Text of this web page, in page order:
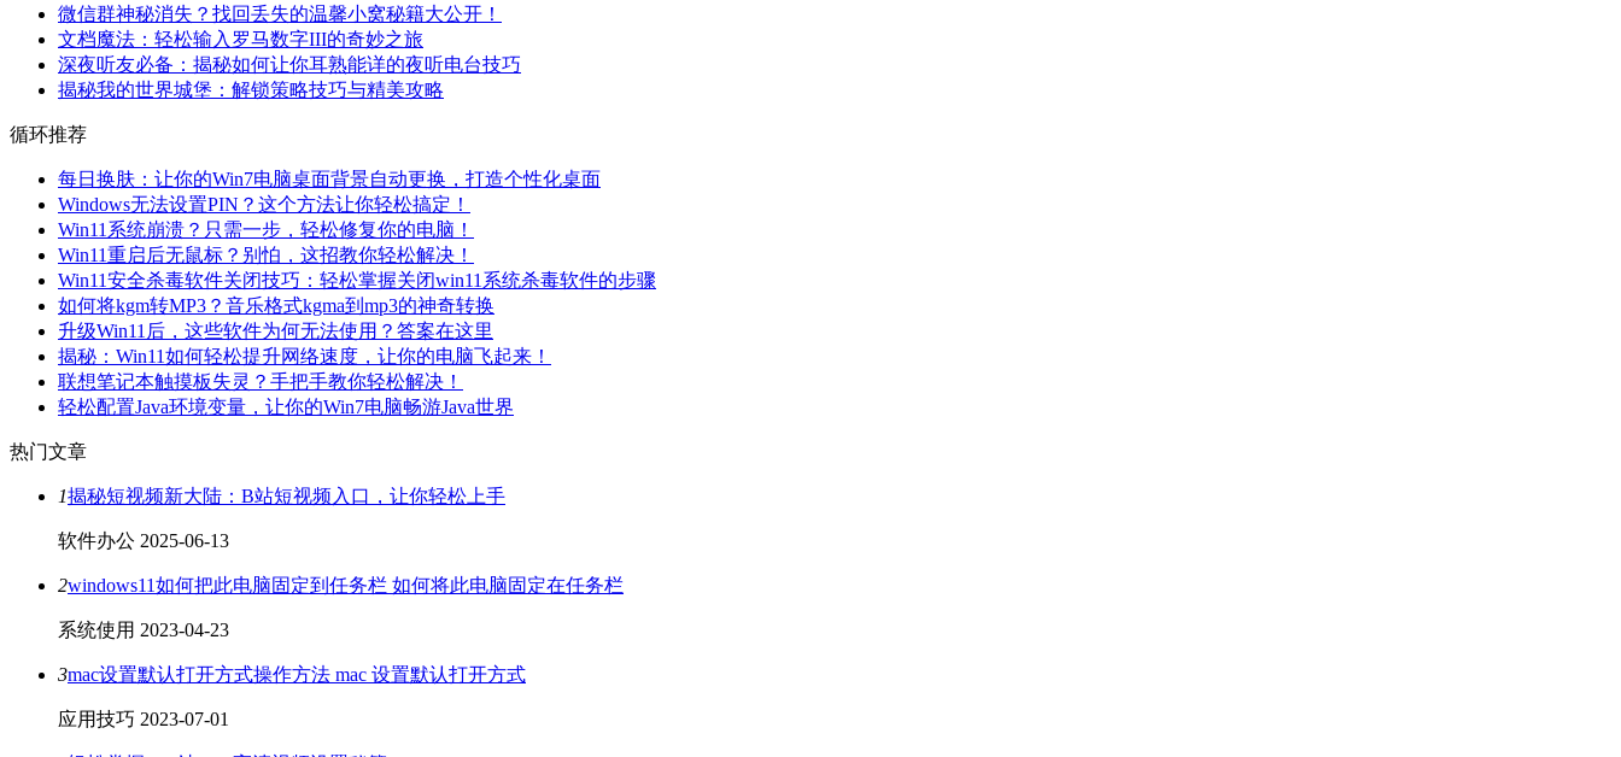
微信群神秘消失？找回丢失的温馨小窝秘籍大公开！
文档魔法：轻松输入罗马数字III的奇妙之旅
深夜听友必备：揭秘如何让你耳熟能详的夜听电台技巧
揭秘我的世界城堡：解锁策略技巧与精美攻略
循环推荐
每日换肤：让你的Win7电脑桌面背景自动更换，打造个性化桌面
Windows无法设置PIN？这个方法让你轻松搞定！
Win11系统崩溃？只需一步，轻松修复你的电脑！
Win11重启后无鼠标？别怕，这招教你轻松解决！
Win11安全杀毒软件关闭技巧：轻松掌握关闭win11系统杀毒软件的步骤
如何将kgm转MP3？音乐格式kgma到mp3的神奇转换
升级Win11后，这些软件为何无法使用？答案在这里
揭秘：Win11如何轻松提升网络速度，让你的电脑飞起来！
联想笔记本触摸板失灵？手把手教你轻松解决！
轻松配置Java环境变量，让你的Win7电脑畅游Java世界
热门文章
1揭秘短视频新大陆：B站短视频入口，让你轻松上手
软件办公 2025-06-13
2windows11如何把此电脑固定到任务栏 如何将此电脑固定在任务栏
系统使用 2023-04-23
3mac设置默认打开方式操作方法 mac 设置默认打开方式
应用技巧 2023-07-01